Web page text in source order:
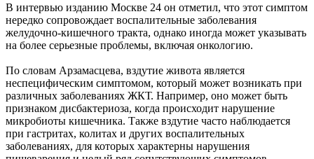
В интервью изданию Москве 24 он отметил, что этот симптом
нередко сопровождает воспалительные заболевания
желудочно-кишечного тракта, однако иногда может указывать
на более серьезные проблемы, включая онкологию.
По словам Арзамасцева, вздутие живота является
неспецифическим симптомом, который может возникать при
различных заболеваниях ЖКТ. Например, оно может быть
признаком дисбактериоза, когда происходит нарушение
микробиоты кишечника. Также вздутие часто наблюдается
при гастритах, колитах и других воспалительных
заболеваниях, для которых характерны нарушения